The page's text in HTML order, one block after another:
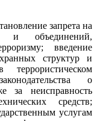
запрета на
и объединений,
введение
структур и
о
за неисправность
средств;
услугам